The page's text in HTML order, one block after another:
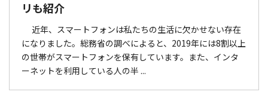
リも紹介
近年、スマートフォンは私たちの生活に欠かせない存在
になりました。総務省の調べによると、2019年には8割以上
の世帯がスマートフォンを保有しています。また、インタ
ーネットを利用している人の半 ...